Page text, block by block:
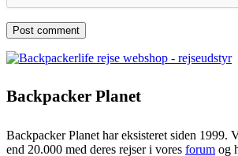
Backpacker Planet
Backpacker Planet har eksisteret siden 1999.
end 20.000 med deres rejser i vores forum og